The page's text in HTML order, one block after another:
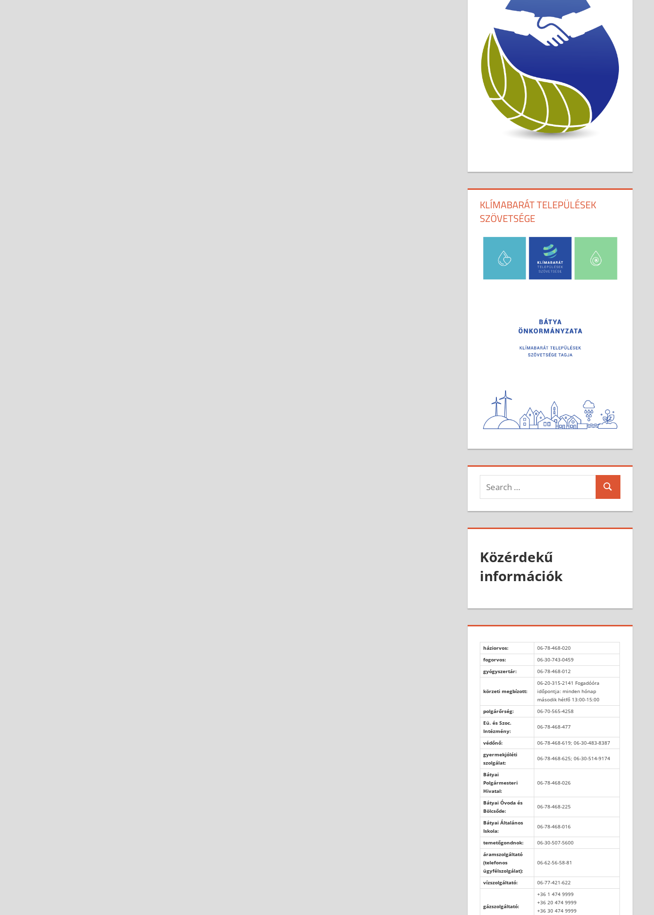
KLÍMABARÁT TELEPÜLÉSEK
SZÖVETSÉGE
Search
for:
Search
Közérdekű
információk
háziorvos:
06-78-468-020
fogorvos:
06-30-743-0459
gyógyszertár:
06-78-468-012
körzeti megbízott:
06-20-315-2141 Fogadóóra
időpontja: minden hónap
második hétfő 13:00-15:00
polgárőrség:
06-70-565-4258
Eü. és Szoc.
Intézmény:
06-78-468-477
védőnő:
06-78-468-619; 06-30-483-8387
gyermekjóléti
szolgálat:
06-78-468-625; 06-30-514-9174
Bátyai
Polgármesteri
Hivatal:
06-78-468-026
Bátyai Óvoda és
Bölcsőde:
06-78-468-225
Bátyai Általános
Iskola:
06-78-468-016
temetőgondnok:
06-30-507-5600
áramszolgáltató
(telefonos
ügyfélszolgálat):
06-62-56-58-81
vízszolgáltató: 06-77-421-622
gázszolgáltató:
+36 1 474 9999
+36 20 474 9999
+36 30 474 9999